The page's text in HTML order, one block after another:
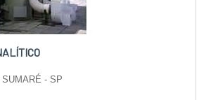
SUMARÉ - SP